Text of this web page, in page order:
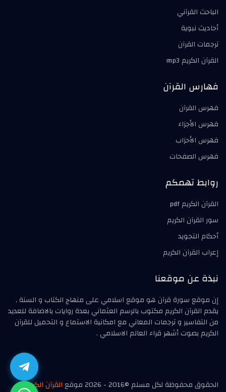
الباحث القرآني
أحاديث نبوية
ترجمات القرآن
القرآن الكريم mp3
فهارس القرآن
فهرس القرآن
فهرس الأجزاء
فهرس الأحزاب
فهرس الصفحات
روابط تهمكم
القرآن الكريم pdf
سور القرآن الكريم
أحكام التجويد
إعراب القرآن الكريم
نبذة عن موقعنا
إن موقع سورة قرآن هو موقع اسلامي على منهاج الكتاب و السنة ,
يقدم القرآن الكريم مكتوب بالرسم العثماني بعدة روايات بالاضافة للعديد
من التفاسير و ترجمات المعاني مع امكانية الاستماع و التحميل للقرآن
الكريم بصوت أشهر قراء العالم الاسلامي .
الحقوق محفوظة لكل مسلم ©2016 - 2026 موقع القرآن الكريم|